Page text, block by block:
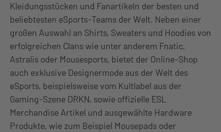
Kleidungsstücken und Fanartikeln der besten und
beliebtesten eSports-Teams der Welt. Neben einer
großen Auswahl an Shirts, Sweaters und Hoodies von
erfolgreichen Clans wie unter anderem Fnatic,
Astralis oder Mousesports, bietet der Online-Shop
auch exklusive Designermode aus der Welt des
eSports, beispielsweise vom Kultlabel aus der
Gaming-Szene DRKN, sowie offizielle ESL
Merchandise Artikel und ausgewählte Hardware
Produkte, wie zum Beispiel Mousepads oder